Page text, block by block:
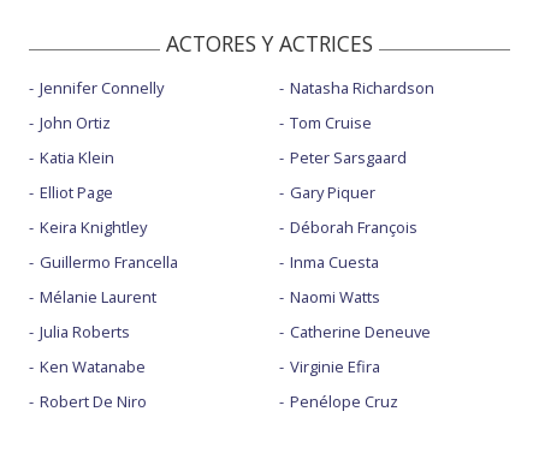
ACTORES Y ACTRICES
Jennifer Connelly
John Ortiz
Katia Klein
Elliot Page
Keira Knightley
Guillermo Francella
Mélanie Laurent
Julia Roberts
Ken Watanabe
Robert De Niro
Natasha Richardson
Tom Cruise
Peter Sarsgaard
Gary Piquer
Déborah François
Inma Cuesta
Naomi Watts
Catherine Deneuve
Virginie Efira
Penélope Cruz